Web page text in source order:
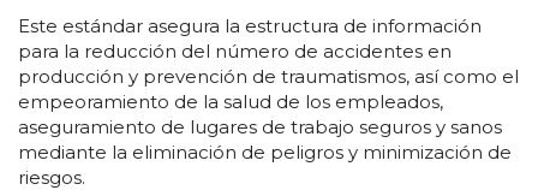
Este estándar asegura la estructura de información
para la reducción del número de accidentes en
producción y prevención de traumatismos, así como el
empeoramiento de la salud de los empleados,
aseguramiento de lugares de trabajo seguros y sanos
mediante la eliminación de peligros y minimización de
riesgos.